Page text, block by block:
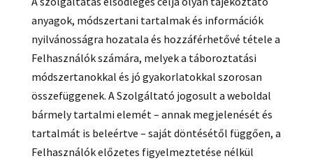
anyagok, módszertani tartalmak és információk
nyilvánosságra hozatala és hozzáférhetővé tétele a
Felhasználók számára, melyek a táboroztatási
módszertanokkal és jó gyakorlatokkal szorosan
összefüggenek. A Szolgáltató jogosult a weboldal
bármely tartalmi elemét – annak megjelenését és
tartalmát is beleértve – saját döntésétől függően, a
Felhasználók előzetes figyelmeztetése nélkül